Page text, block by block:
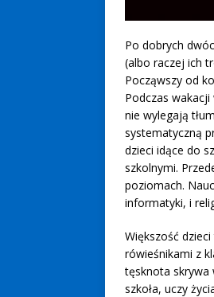
Po dobrych
(albo raczej ich
Począwszy od
Podczas
nie wylegają
systematyczną
dzieci idące do
szkolnymi.
poziomach.
informatyki, i
Większość
rówieśnikami z
tęsknota skrywa
szkoła, uczy